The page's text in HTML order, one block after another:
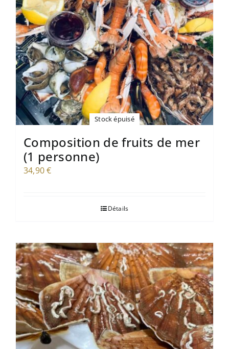
Stock épuisé
Composition de fruits de mer
(1 personne)
34,90€
Détails